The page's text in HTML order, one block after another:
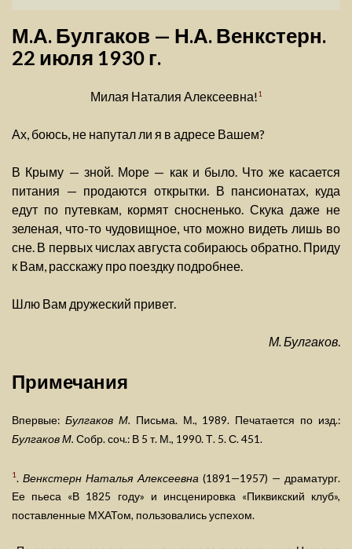
М.А. Булгаков — Н.А. Венкстерн.
22 июля 1930 г.
Милая Наталия Алексеевна!1
Ах, боюсь, не напутал ли я в адресе Вашем?
В Крыму — зной. Море — как и было. Что же касается
питания — продаются открытки. В пансионатах, куда
едут по путевкам, кормят сносненько. Скука даже не
зеленая, что-то чудовищное, что можно видеть лишь во
сне. В первых числах августа собираюсь обратно. Приду
к Вам, расскажу про поездку подробнее.
Шлю Вам дружеский привет.
М. Булгаков.
Примечания
Впервые: Булгаков М. Письма. М., 1989. Печатается по изд.:
Булгаков М. Собр. соч.: В 5 т. М., 1990. Т. 5. С. 451.
1.Венкстерн Наталья Алексеевна (1891—1957) — драматург.
Ее пьеса «В 1825 году» и инсценировка «Пиквикский клуб»,
поставленные МХАТом, пользовались успехом.